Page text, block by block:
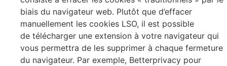
biais du navigateur web. Plutôt que d’effacer
manuellement les cookies LSO, il est possible
de télécharger une extension à votre navigateur qui
vous permettra de les supprimer à chaque fermeture
du navigateur. Par exemple, Betterprivacy pour